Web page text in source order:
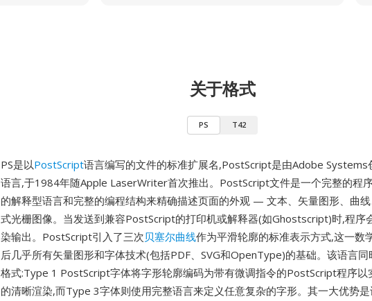
关于格式
PS T42
PS是以PostScript语言编写的文件的标准扩展名,PostScript是由Adobe Systems
语言,于1984年随Apple LaserWriter首次推出。PostScript文件是一个完整的程
的解释型语言和完整的编程结构来精确描述页面的外观 — 文本、矢量图形、曲
式光栅图像。当发送到兼容PostScript的打印机或解释器(如Ghostscript)时,程序
染输出。PostScript引入了三次贝塞尔曲线作为平滑轮廓的标准表示方式,这一数
后几乎所有矢量图形和字体技术(包括PDF、SVG和OpenType)的基础。该语言
格式:Type 1 PostScript字体将字形轮廓编码为带有微调指令的PostScript程序以
的清晰渲染,而Type 3字体则使用完整语言来定义任意复杂的字形。其一大优势